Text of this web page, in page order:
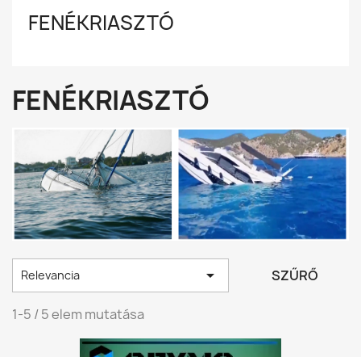
FENÉKRIASZTÓ
FENÉKRIASZTÓ
Relevancia  SZŰRŐ
1-5 / 5 elem mutatása